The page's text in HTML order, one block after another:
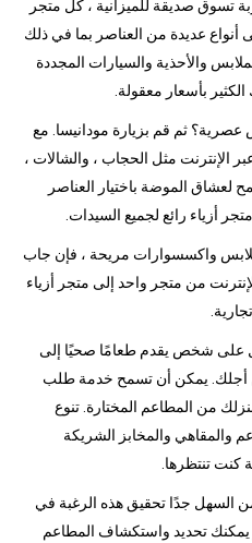
تسوق صديقة للميزانية ، كل متجر
عديدة من العناصر بما في ذلك
والأحذية والسيارات المجددة
بأسعار معقولة.
ثم قم بزيارة مودانيسا. مع
الإنترنت مثل الحجاب ، والشالات ،
لعشاق الموضة باختيار العناصر
أزياء رائع لجميع السيدات.
واكسسوارات مريحة ، فإن جاب
من متجر واحد إلى متجر أزياء
على شخص يقدم طعامًا صحيًا إلى
أجلك. يمكن أن تسمح خدمة طلب
من المطاعم المختارة. تنوع
والمقاهي والمخابز الشريكة
كنت تنتظرها.
السهل جدًا تحقيق هذه الرغبة في
تحديد واستكشاف المطاعم